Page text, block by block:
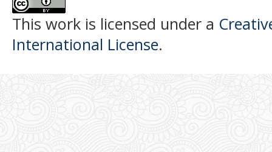
This work is licensed under a
International License.